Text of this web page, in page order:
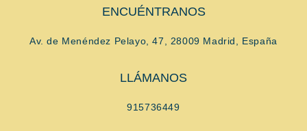
ENCUÉNTRANOS
Av. de Menéndez Pelayo, 47, 28009 Madrid, España
LLÁMANOS
915736449